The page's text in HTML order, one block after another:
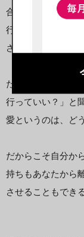
合、支払う金額も
行くなど、『不平
さそうです。
ただ、もしあなた
行っていい？」と
愛というのは、ど
だからこそ自分か
持ちもあなたから
させることもでき